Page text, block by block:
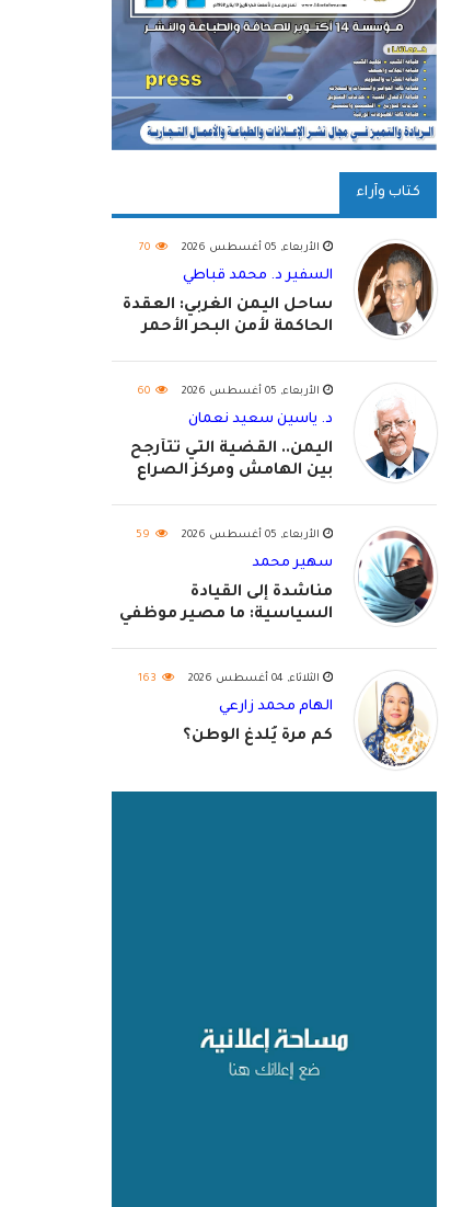
كتاب وآراء
الأربعاء, 05 أغسطس 2026 70
السفير د. محمد قباطي
ساحل اليمن الغربي: العقدة
الحاكمة لأمن البحر الأحمر
الأربعاء, 05 أغسطس 2026 60
د. ياسين سعيد نعمان
اليمن.. القضية التي تتأرجح
بين الهامش ومركز الصراع
الأربعاء, 05 أغسطس 2026 59
سهير محمد
مناشدة إلى القيادة
السياسية: ما مصير موظفي
الثلاثاء, 04 أغسطس 2026 163
الهام محمد زارعي
كم مرة يُلدغ الوطن؟